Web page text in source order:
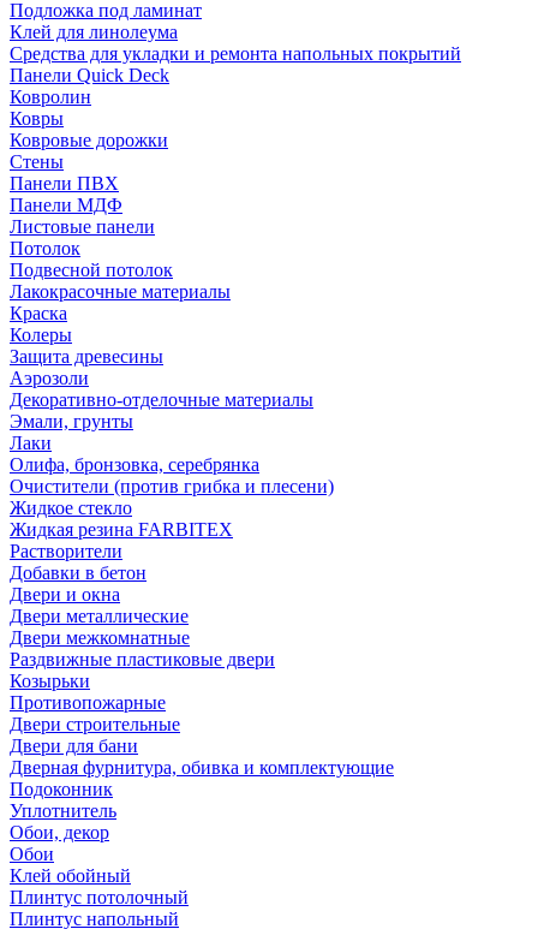
Подложка под ламинат
Клей для линолеума
Средства для укладки и ремонта напольных покрытий
Панели Quick Deck
Ковролин
Ковры
Ковровые дорожки
Стены
Панели ПВХ
Панели МДФ
Листовые панели
Потолок
Подвесной потолок
Лакокрасочные материалы
Краска
Колеры
Защита древесины
Аэрозоли
Декоративно-отделочные материалы
Эмали, грунты
Лаки
Олифа, бронзовка, серебрянка
Очистители (против грибка и плесени)
Жидкое стекло
Жидкая резина FARBITEX
Растворители
Добавки в бетон
Двери и окна
Двери металлические
Двери межкомнатные
Раздвижные пластиковые двери
Козырьки
Противопожарные
Двери строительные
Двери для бани
Дверная фурнитура, обивка и комплектующие
Подоконник
Уплотнитель
Обои, декор
Обои
Клей обойный
Плинтус потолочный
Плинтус напольный